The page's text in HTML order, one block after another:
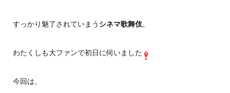
すっかり魅了されていまう シネマ歌舞伎。
わたくしも大ファンで初日に伺いました
今回は、